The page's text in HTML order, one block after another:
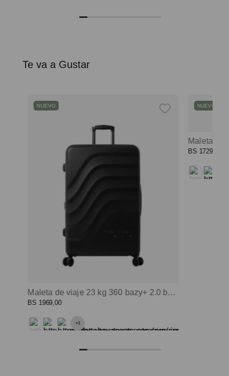
Te va a Gustar
Maleta de viaje 23 kg 360 bazy+ 2.0 bodega negro color: negro
NUEVO
BS 1969, 00
+1
NUEVO
BS 1729